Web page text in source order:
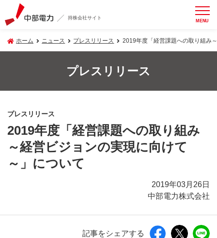
持株会社サイト MENU
ホーム ニュース プレスリリース 2019年度「経営課題への取り組み
プレスリリース
プレスリリース
2019年度「経営課題への取り組み
～経営ビジョンの実現に向けて
～」について
2019年03月26日
中部電力株式会社
記事をシェアする